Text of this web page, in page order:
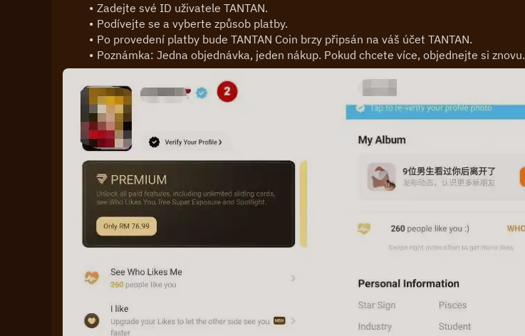
Zadejte své ID uživatele TANTAN.
Podívejte se a vyberte způsob platby.
Po provedení platby bude TANTAN Coin brzy připsán na váš účet TANTAN.
Poznámka: Jedna objednávka, jeden nákup. Pokud chcete více, objednejte si znovu.